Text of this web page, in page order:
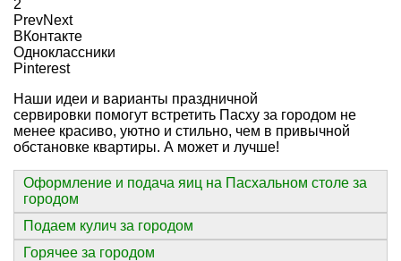
2
PrevNext
ВКонтакте
Одноклассники
Pinterest
Наши идеи и варианты праздничной
сервировки помогут встретить Пасху за городом не
менее красиво, уютно и стильно, чем в привычной
обстановке квартиры. А может и лучше!
Оформление и подача яиц на Пасхальном столе за
городом
Подаем кулич за городом
Горячее за городом